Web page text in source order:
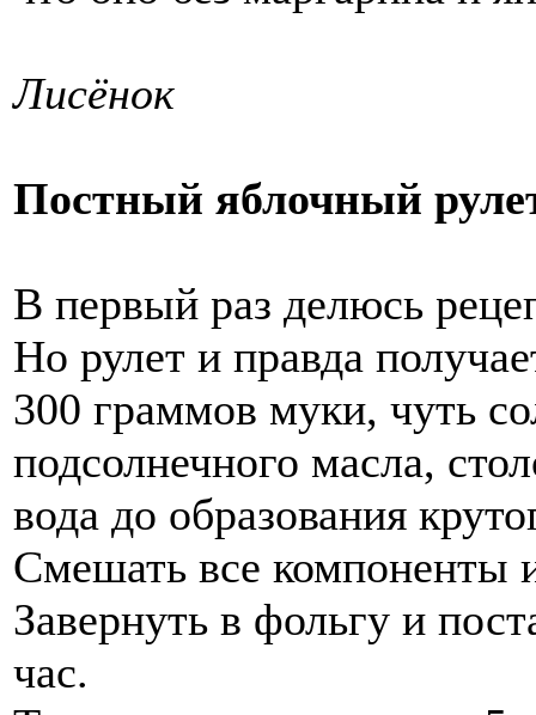
Лисёнок
Постный яблочный
В первый раз делюсь
Но рулет и правда
300 граммов муки, чуть
подсолнечного масла,
вода до образования
Смешать все компоненты
Завернуть в фольгу и
час.